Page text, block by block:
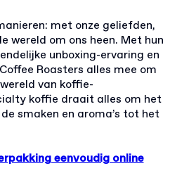
met onze geliefden,
wereld om ons heen. Met hun
unboxing-ervaring en
Roasters alles mee om
van koffie-
koffie draait alles om het
smaken en aroma’s tot het
eenvoudig online